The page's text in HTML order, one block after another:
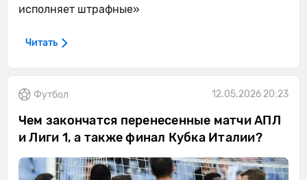
исполняет штрафные»
Читать
Футбол 12.05.2026 20:23
Чем закончатся перенесенные матчи АПЛ
и Лиги 1, а также финал Кубка Италии?